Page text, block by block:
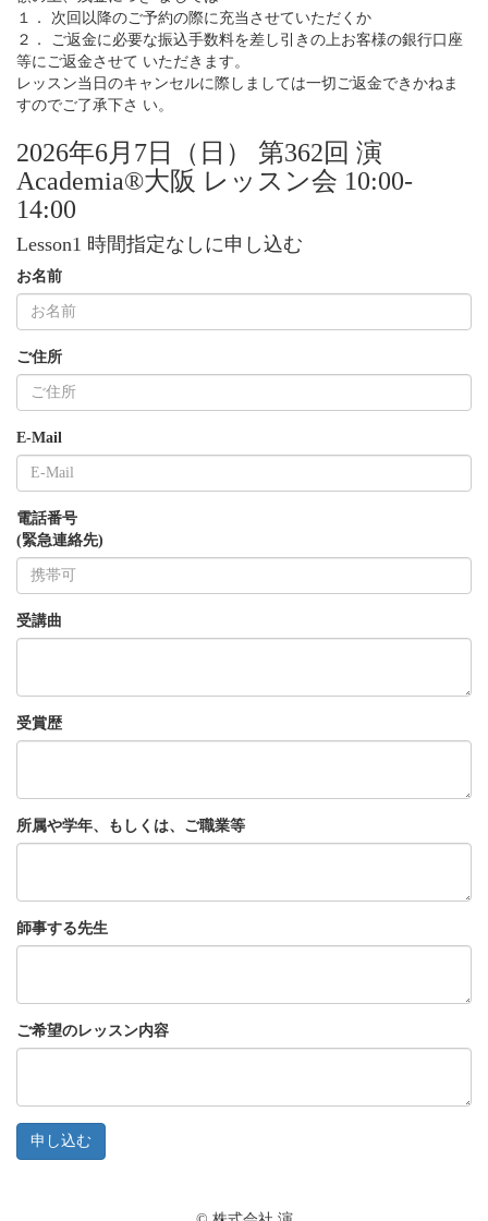
１． 次回以降のご予約の際に充当させていただくか
２． ご返金に必要な振込手数料を差し引きの上お客様の銀行口座
等にご返金させて いただきます。
レッスン当日のキャンセルに際しましては一切ご返金できかねま
すのでご了承下さ い。
2026年6月7日（日） 第362回 演
Academia®大阪 レッスン会 10:00-
14:00
Lesson1 時間指定なしに申し込む
お名前
ご住所
E-Mail
電話番号
(緊急連絡先)
受講曲
受賞歴
所属や学年、もしくは、ご職業等
師事する先生
ご希望のレッスン内容
申し込む